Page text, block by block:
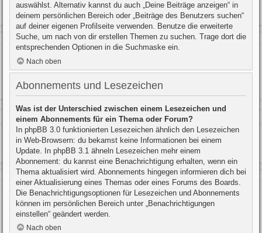
auswählst. Alternativ kannst du auch „Deine Beiträge anzeigen“ in
deinem persönlichen Bereich oder „Beiträge des Benutzers suchen“
auf deiner eigenen Profilseite verwenden. Benutze die erweiterte
Suche, um nach von dir erstellen Themen zu suchen. Trage dort die
entsprechenden Optionen in die Suchmaske ein.
Nach oben
Abonnements und Lesezeichen
Was ist der Unterschied zwischen einem Lesezeichen und
einem Abonnements für ein Thema oder Forum?
In phpBB 3.0 funktionierten Lesezeichen ähnlich den Lesezeichen
in Web-Browsern: du bekamst keine Informationen bei einem
Update. In phpBB 3.1 ähneln Lesezeichen mehr einem
Abonnement: du kannst eine Benachrichtigung erhalten, wenn ein
Thema aktualisiert wird. Abonnements hingegen informieren dich bei
einer Aktualisierung eines Themas oder eines Forums des Boards.
Die Benachrichtigungsoptionen für Lesezeichen und Abonnements
können im persönlichen Bereich unter „Benachrichtigungen
einstellen“ geändert werden.
Nach oben